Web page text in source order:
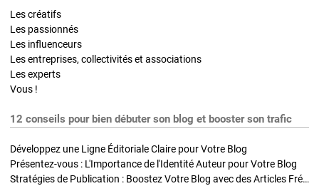
Les créatifs
Les passionnés
Les influenceurs
Les entreprises, collectivités et associations
Les experts
Vous !
12 conseils pour bien débuter son blog et booster son trafic
Développez une Ligne Éditoriale Claire pour Votre Blog
Présentez-vous : L'Importance de l'Identité Auteur pour Votre Blog
Stratégies de Publication : Boostez Votre Blog avec des Articles Fréquents et Exclusifs